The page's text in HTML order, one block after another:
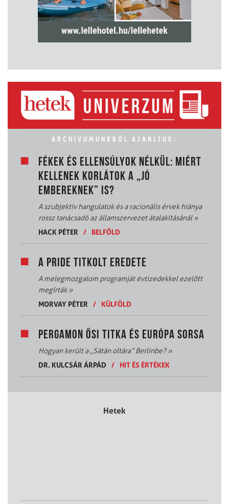
ARCHÍVUMUNKBÓL AJÁNLJUK:
FÉKEK ÉS ELLENSÚLYOK NÉLKÜL: MIÉRT
KELLENEK KORLÁTOK A „JÓ
EMBEREKNEK” IS?
A szubjektív hangulatok és a racionális érvek hiánya
rossz tanácsadó az államszervezet átalakításánál»
HACK PÉTER
/ BELFÖLD
A PRIDE TITKOLT EREDETE
A melegmozgalom programját évtizedekkel ezelőtt
megírták»
MORVAY PÉTER
/ KÜLFÖLD
PERGAMON ŐSI TITKA ÉS EURÓPA SORSA
Hogyan került a „Sátán oltára” Berlinbe?»
DR. KULCSÁR ÁRPÁD
/ HIT ÉS ÉRTÉKEK
Hetek